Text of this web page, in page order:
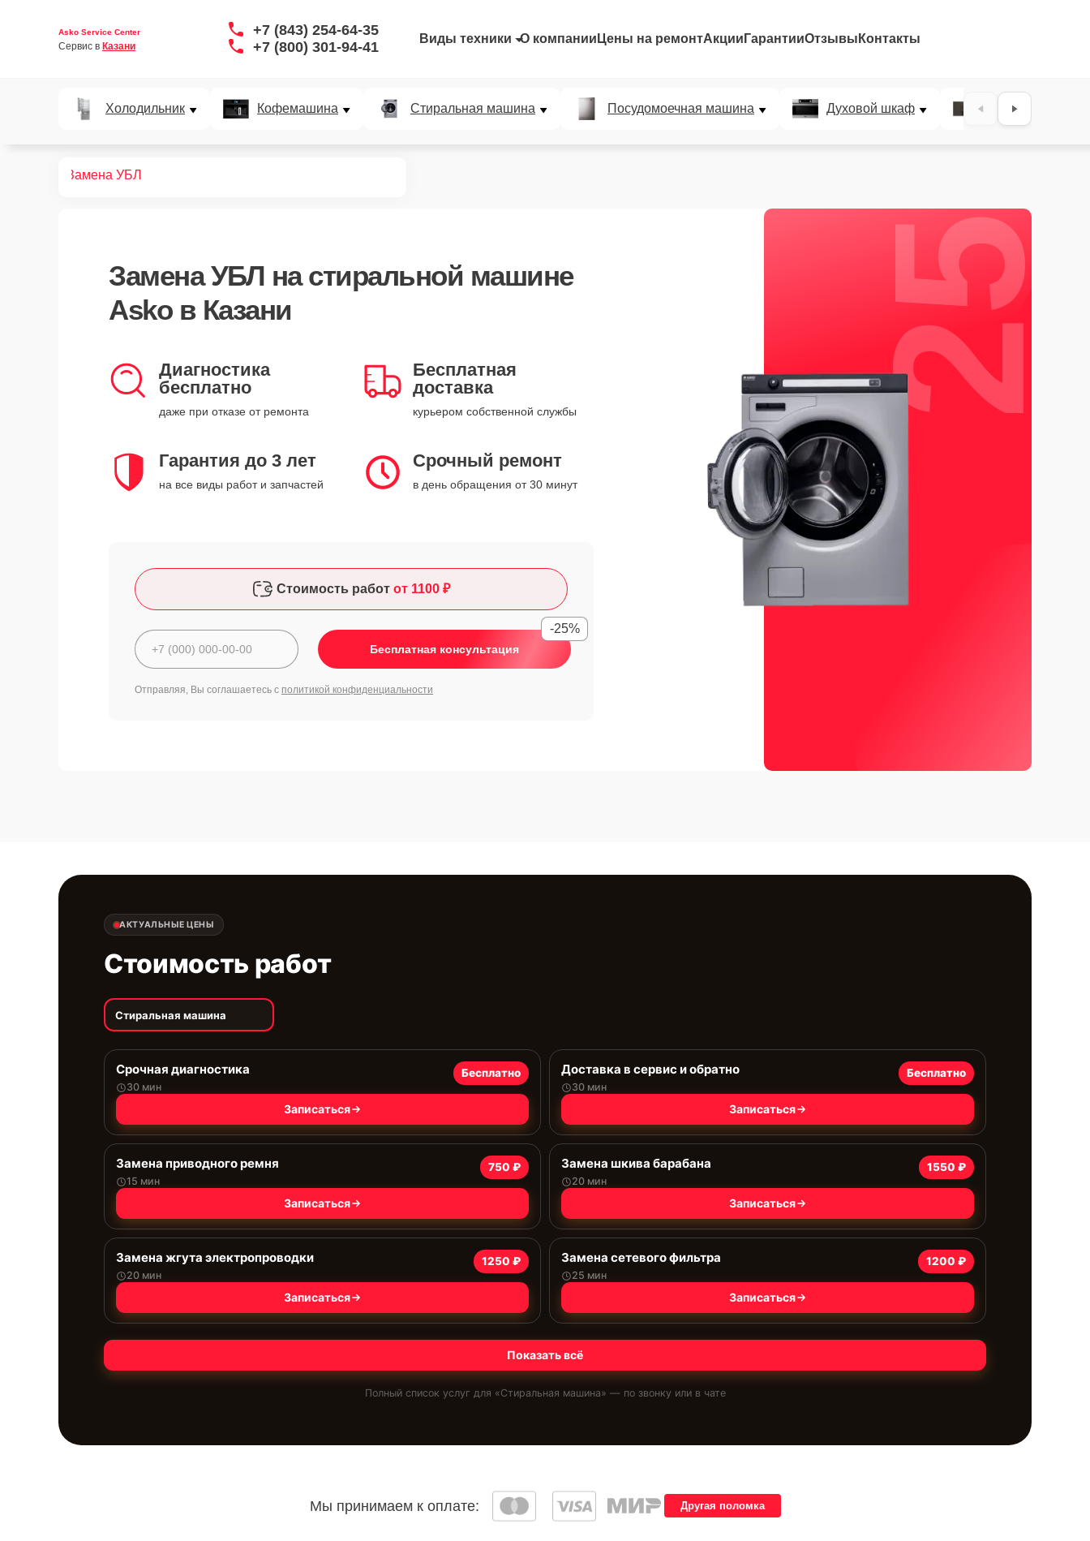
Asko Service Center
Сервис в Казани
+7 (843) 254-64-35
+7 (800) 301-94-41
Виды техники О компании Цены на ремонтАкции ГарантииОтзывы Контакты
Холодильник Кофемашина Стиральная машина Посудомоечная машина Духовой шкаф Варочная
Замена УБЛ
Замена УБЛ на стиральной машине
Asko в Казани
Диагностика
бесплатно
даже при отказе от ремонта
Бесплатная
доставка
курьером собственной службы
Гарантия до 3 лет
на все виды работ и запчастей
Срочный ремонт
в день обращения от 30 минут
Стоимость работ от 1100 ₽
Бесплатная консультация
-25%
Отправляя, Вы соглашаетесь с политикой конфиденциальности
25%
АКТУАЛЬНЫЕ ЦЕНЫ
Стоимость работ
Стиральная машина
Срочная диагностика
30 мин
Бесплатно
Записаться
Доставка в сервис и обратно
30 мин
Бесплатно
Записаться
Замена приводного ремня
15 мин
750 ₽
Записаться
Замена шкива барабана
20 мин
1550 ₽
Записаться
Замена жгута электропроводки
20 мин
1250 ₽
Записаться
Замена сетевого фильтра
25 мин
1200 ₽
Записаться
Показать всё
Полный список услуг для «Стиральная машина» — по звонку или в чате
Мы принимаем к оплате: Другая поломка